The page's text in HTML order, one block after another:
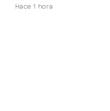
Hace 1 hora